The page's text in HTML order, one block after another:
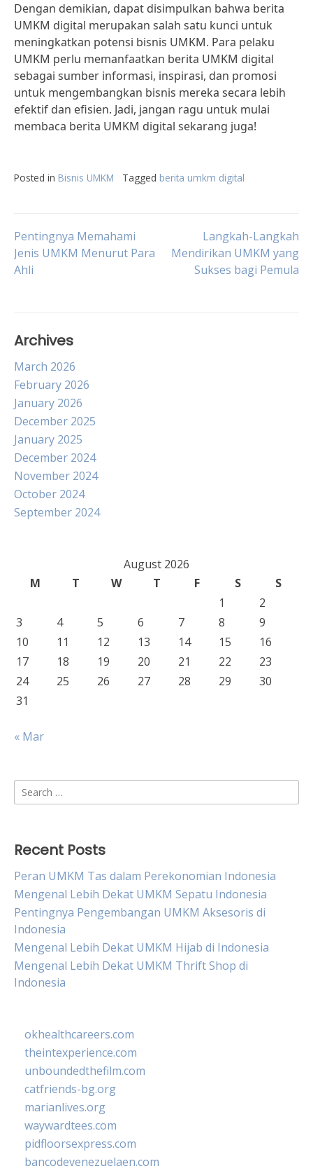
Dengan demikian, dapat disimpulkan bahwa berita
UMKM digital merupakan salah satu kunci untuk
meningkatkan potensi bisnis UMKM. Para pelaku
UMKM perlu memanfaatkan berita UMKM digital
sebagai sumber informasi, inspirasi, dan promosi
untuk mengembangkan bisnis mereka secara lebih
efektif dan efisien. Jadi, jangan ragu untuk mulai
membaca berita UMKM digital sekarang juga!
Posted in Bisnis UMKM Tagged berita umkm digital
Post
navigation
Pentingnya Memahami
Jenis UMKM Menurut Para
Ahli
Langkah-Langkah
Mendirikan UMKM yang
Sukses bagi Pemula
Archives
March 2026
February 2026
January 2026
December 2025
January 2025
December 2024
November 2024
October 2024
September 2024
August 2026
M
T W T F S
S
1
2
3
4 5 6 7 8
9
10
11 12 13 14 15
16
17
18 19 20 21 22
23
24
25 26 27 28 29
30
31
« Mar
Search
for:
Recent Posts
Peran UMKM Tas dalam Perekonomian Indonesia
Mengenal Lebih Dekat UMKM Sepatu Indonesia
Pentingnya Pengembangan UMKM Aksesoris di
Indonesia
Mengenal Lebih Dekat UMKM Hijab di Indonesia
Mengenal Lebih Dekat UMKM Thrift Shop di
Indonesia
okhealthcareers.com
theintexperience.com
unboundedthefilm.com
catfriends-bg.org
marianlives.org
waywardtees.com
pidfloorsexpress.com
bancodevenezuelaen.com